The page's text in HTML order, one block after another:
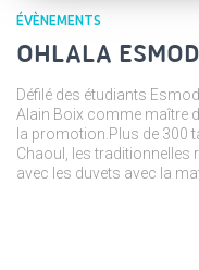
ÉVÈNEMENTS
OHLALA ESMOD
Défilé des étudiants
Alain Boix comme maître
la promotion.Plus de 300
Chaoul, les traditionnelles
avec les duvets avec la